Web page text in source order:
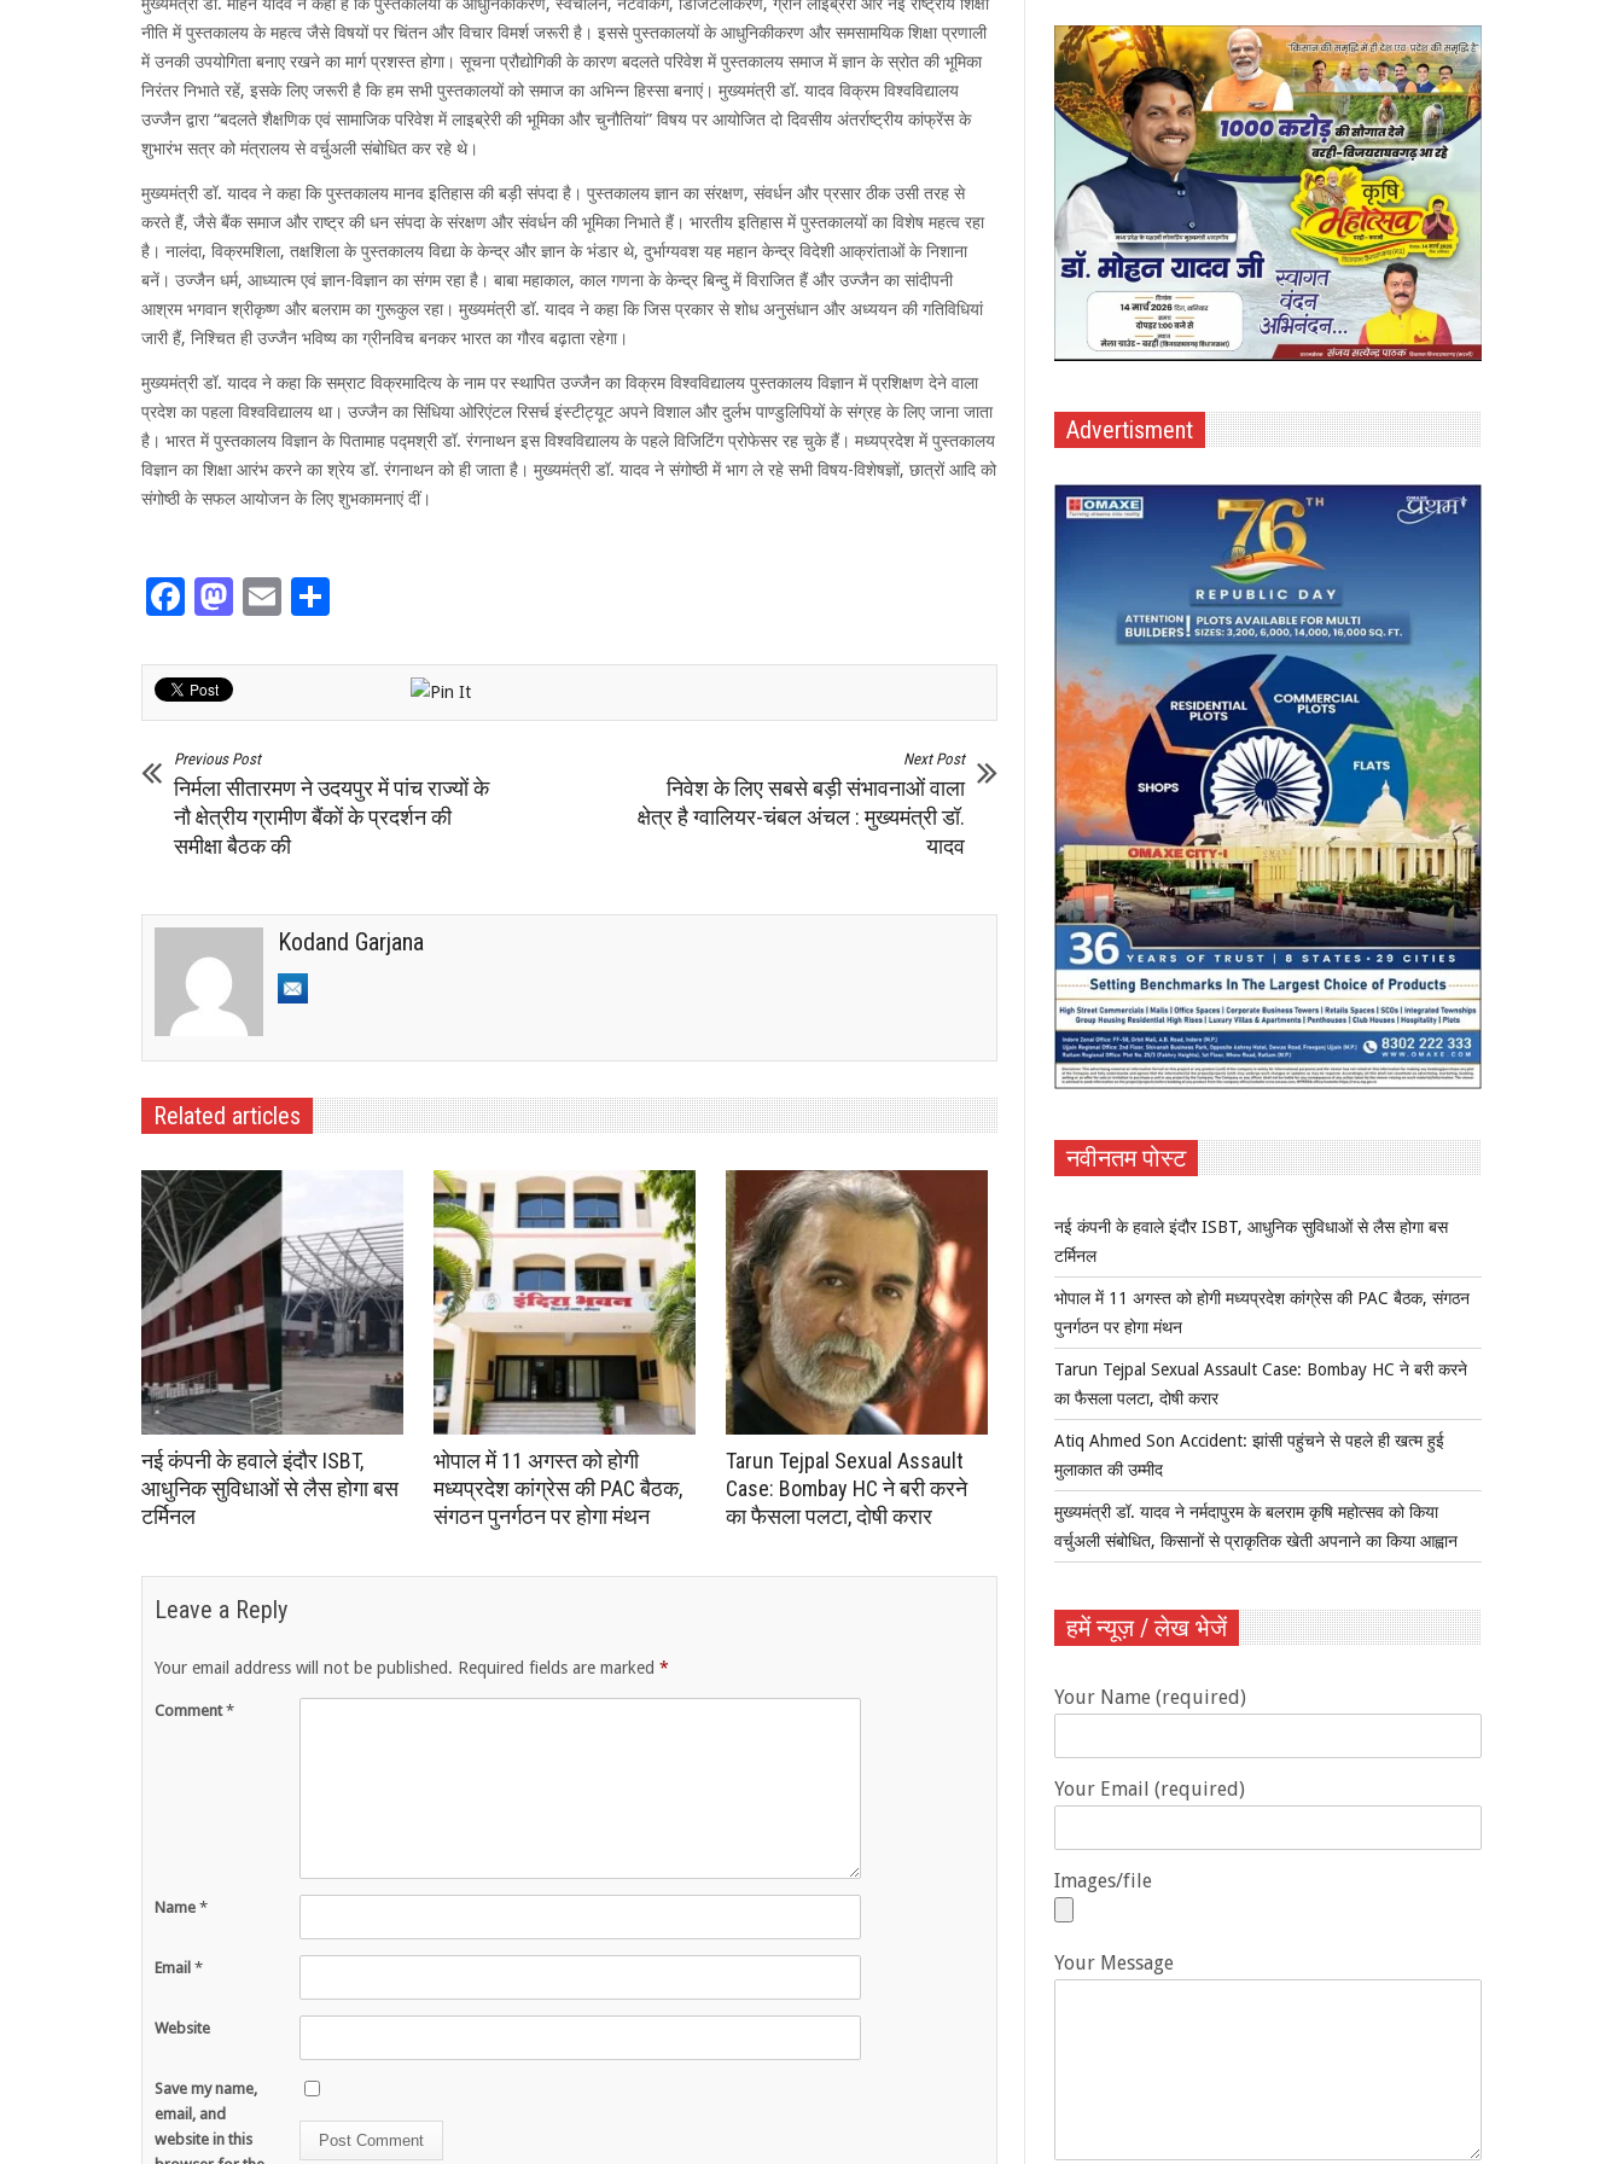
नीति में पुस्तकालय के महत्व जैसे विषयों पर चिंतन और विचार विमर्श जरूरी है। इससे पुस्तकालयों के आधुनिकीकरण और समसामयिक शिक्षा प्रणाली
में उनकी उपयोगिता बनाए रखने का मार्ग प्रशस्त होगा। सूचना प्रौद्योगिकी के कारण बदलते परिवेश में पुस्तकालय समाज में ज्ञान के स्रोत की भूमिका
निरंतर निभाते रहें, इसके लिए जरूरी है कि हम सभी पुस्तकालयों को समाज का अभिन्न हिस्सा बनाएं। मुख्यमंत्री डॉ. यादव विक्रम विश्वविद्यालय
उज्जैन द्वारा “बदलते शैक्षणिक एवं सामाजिक परिवेश में लाइब्रेरी की भूमिका और चुनौतियां” विषय पर आयोजित दो दिवसीय अंतर्राष्ट्रीय कांफ्रेंस के
शुभारंभ सत्र को मंत्रालय से वर्चुअली संबोधित कर रहे थे।
मुख्यमंत्री डॉ. यादव ने कहा कि पुस्तकालय मानव इतिहास की बड़ी संपदा है। पुस्तकालय ज्ञान का संरक्षण, संवर्धन और प्रसार ठीक उसी तरह से
करते हैं, जैसे बैंक समाज और राष्ट्र की धन संपदा के संरक्षण और संवर्धन की भूमिका निभाते हैं। भारतीय इतिहास में पुस्तकालयों का विशेष महत्व रहा
है। नालंदा, विक्रमशिला, तक्षशिला के पुस्तकालय विद्या के केन्द्र और ज्ञान के भंडार थे, दुर्भाग्यवश यह महान केन्द्र विदेशी आक्रांताओं के निशाना
बनें। उज्जैन धर्म, आध्यात्म एवं ज्ञान-विज्ञान का संगम रहा है। बाबा महाकाल, काल गणना के केन्द्र बिन्दु में विराजित हैं और उज्जैन का सांदीपनी
आश्रम भगवान श्रीकृष्ण और बलराम का गुरूकुल रहा। मुख्यमंत्री डॉ. यादव ने कहा कि जिस प्रकार से शोध अनुसंधान और अध्ययन की गतिविधियां
जारी हैं, निश्चित ही उज्जैन भविष्य का ग्रीनविच बनकर भारत का गौरव बढ़ाता रहेगा।
मुख्यमंत्री डॉ. यादव ने कहा कि सम्राट विक्रमादित्य के नाम पर स्थापित उज्जैन का विक्रम विश्वविद्यालय पुस्तकालय विज्ञान में प्रशिक्षण देने वाला
प्रदेश का पहला विश्वविद्यालय था। उज्जैन का सिंधिया ओरिएंटल रिसर्च इंस्टीट्यूट अपने विशाल और दुर्लभ पाण्डुलिपियों के संग्रह के लिए जाना जाता
है। भारत में पुस्तकालय विज्ञान के पितामाह पद्मश्री डॉ. रंगनाथन इस विश्वविद्यालय के पहले विजिटिंग प्रोफेसर रह चुके हैं। मध्यप्रदेश में पुस्तकालय
विज्ञान का शिक्षा आरंभ करने का श्रेय डॉ. रंगनाथन को ही जाता है। मुख्यमंत्री डॉ. यादव ने संगोष्ठी में भाग ले रहे सभी विषय-विशेषज्ञों, छात्रों आदि को
संगोष्ठी के सफल आयोजन के लिए शुभकामनाएं दीं।
Facebook
Mastodon
Email
Previous Post
निर्मला सीतारमण ने उदयपुर में पांच राज्यों के
नौ क्षेत्रीय ग्रामीण बैंकों के प्रदर्शन की
समीक्षा बैठक की
Next Post
निवेश के लिए सबसे बड़ी संभावनाओं वाला
क्षेत्र है ग्वालियर-चंबल अंचल : मुख्यमंत्री डॉ.
यादव
Kodand Garjana
Related articles
नई कंपनी के हवाले इंदौर ISBT,
आधुनिक सुविधाओं से लैस होगा बस
टर्मिनल
भोपाल में 11 अगस्त को होगी
मध्यप्रदेश कांग्रेस की PAC बैठक,
संगठन पुनर्गठन पर होगा मंथन
Tarun Tejpal Sexual Assault
Case: Bombay HC ने बरी करने
का फैसला पलटा, दोषी करार
Leave a Reply
Your email address will not be published. Required fields are marked *
Comment*
Name *
Email *
Website
Save my name,
email, and
website in this
Advertisment
नवीनतम पोस्ट
नई कंपनी के हवाले इंदौर ISBT, आधुनिक सुविधाओं से लैस होगा बस
टर्मिनल
भोपाल में 11 अगस्त को होगी मध्यप्रदेश कांग्रेस की PAC बैठक, संगठन
पुनर्गठन पर होगा मंथन
Tarun Tejpal Sexual Assault Case: Bombay HC ने बरी करने
का फैसला पलटा, दोषी करार
Atiq Ahmed Son Accident: झांसी पहुंचने से पहले ही खत्म हुई
मुलाकात की उम्मीद
मुख्यमंत्री डॉ. यादव ने नर्मदापुरम के बलराम कृषि महोत्सव को किया
वर्चुअली संबोधित, किसानों से प्राकृतिक खेती अपनाने का किया आह्वान
हमें न्यूज़ / लेख भेजें
Your Name (required)
Your Email (required)
Images/file
Your Message